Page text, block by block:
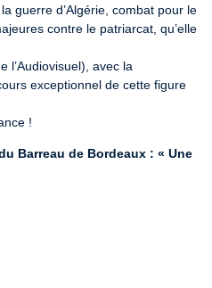
guerre d’Algérie, combat pour le
contre le patriarcat, qu’elle
l’Audiovisuel), avec la
exceptionnel de cette figure
!
Barreau de Bordeaux : « Une
et à l’étranger.
web depuis 2006.